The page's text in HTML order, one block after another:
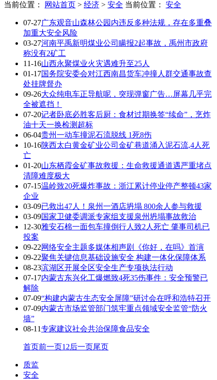
当前位置： 网站首页 > 经济 > 安全 当前位置： 安全
07-27广东观音山森林公园内违反多种法规，存在多重叠
加重大安全风险
03-27河南平禹新明煤业公司瞒报2起事故，禹州市政府
称没有2矿工
11-16山西永聚煤业火灾遇难升至25人
01-17国务院安委会对江西南昌货车冲撞人群交通事故查
处挂牌督办
09-26大众纯电车正导航呢，突现弹窗广告…屏幕几乎完
全被遮挡！
07-20记者卧底必胜客后厨：食材过期换签“续命”，烹炸
油十天一换检测超标
06-04贵州一动车撞泥石流脱线 1死8伤
10-16陕西太白黄金矿业公司金矿巷道涌入泥石流,4人死
亡
01-20山东栖霞金矿事故救援：生命救援通道遇严重堵点
清障难度极大
07-15温岭致20死爆炸事故：浙江累计停业停产整顿43家
企业
03-09已救出47人！泉州一酒店坍塌 800余人参与救援
03-09国家卫健委调派专家组支援泉州坍塌事故救治
12-30雅安石棉一面包车撞倒行人致2人死亡 肇事司机已
投案
09-22网络安全主题多媒体相声剧《你好，在吗》首演
09-22聚焦关键信息基础设施安全 构建一体化保障体系
08-23滨湖区开展全区安全生产专项执法行动
07-17内蒙古东兴化工爆燃致4死35伤事件：安全预警已
解除
07-09“构建内蒙古生态安全屏障”研讨会在呼和浩特召开
07-09内蒙古市场监管部门筑牢重点领域安全监管“防火
墙”
08-11专家建议社会共治保障食品安全
首页前一页1 2后一页尾页
质监
安全